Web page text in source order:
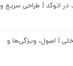
اتوکد | طراحی سریع و
| اصول، ویژگی‌ها و